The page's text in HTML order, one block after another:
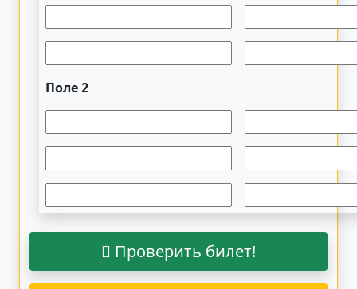
Поле 2
Проверить билет!